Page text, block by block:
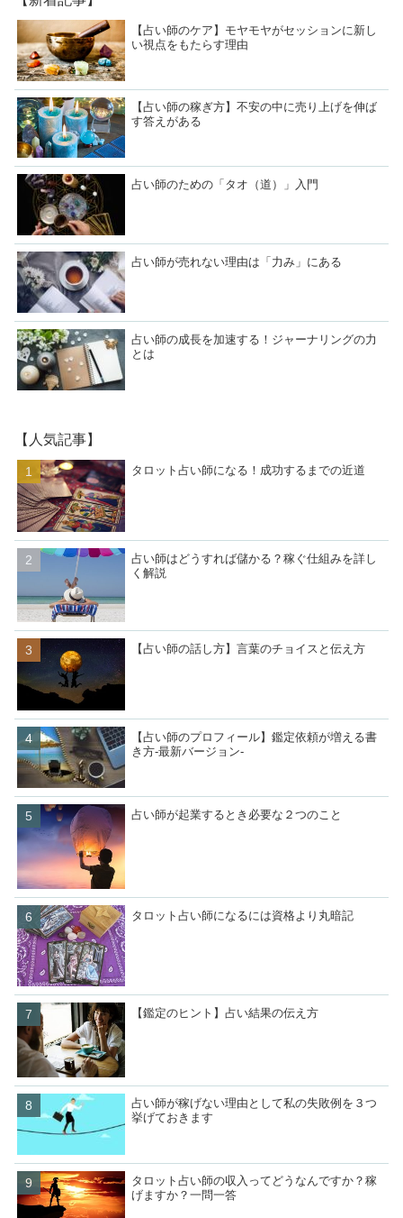
【占い師のケア】モヤモヤがセッションに新し
い視点をもたらす理由
【占い師の稼ぎ方】不安の中に売り上げを伸ば
す答えがある
占い師のための「タオ（道）」入門
占い師が売れない理由は「力み」にある
占い師の成長を加速する！ジャーナリングの力
とは
【人気記事】
タロット占い師になる！成功するまでの近道
占い師はどうすれば儲かる？稼ぐ仕組みを詳し
く解説
【占い師の話し方】言葉のチョイスと伝え方
【占い師のプロフィール】鑑定依頼が増える書
き方-最新バージョン-
占い師が起業するとき必要な２つのこと
タロット占い師になるには資格より丸暗記
【鑑定のヒント】占い結果の伝え方
占い師が稼げない理由として私の失敗例を３つ
挙げておきます
タロット占い師の収入ってどうなんですか？稼
げますか？一問一答